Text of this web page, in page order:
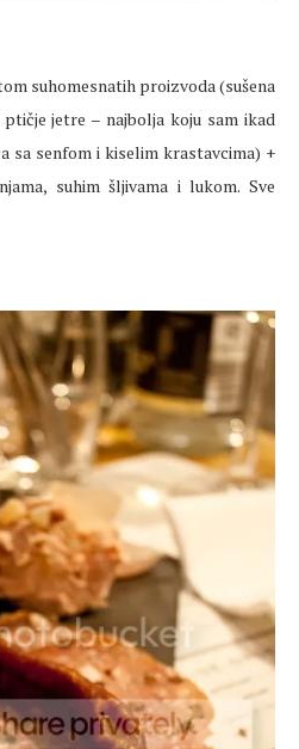
suhomesnatih proizvoda (sušena
jetre – najbolja koju sam ikad
sa senfom i kiselim krastavcima) +
suhim šljivama i lukom. Sve